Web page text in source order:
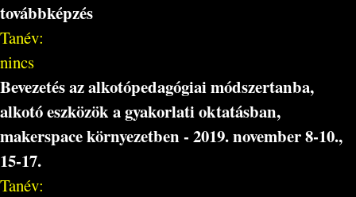
továbbképzés
Tanév:
nincs
Bevezetés az alkotópedagógiai módszertanba,
alkotó eszközök a gyakorlati oktatásban,
makerspace környezetben - 2019. november 8-10.,
15-17.
Tanév: